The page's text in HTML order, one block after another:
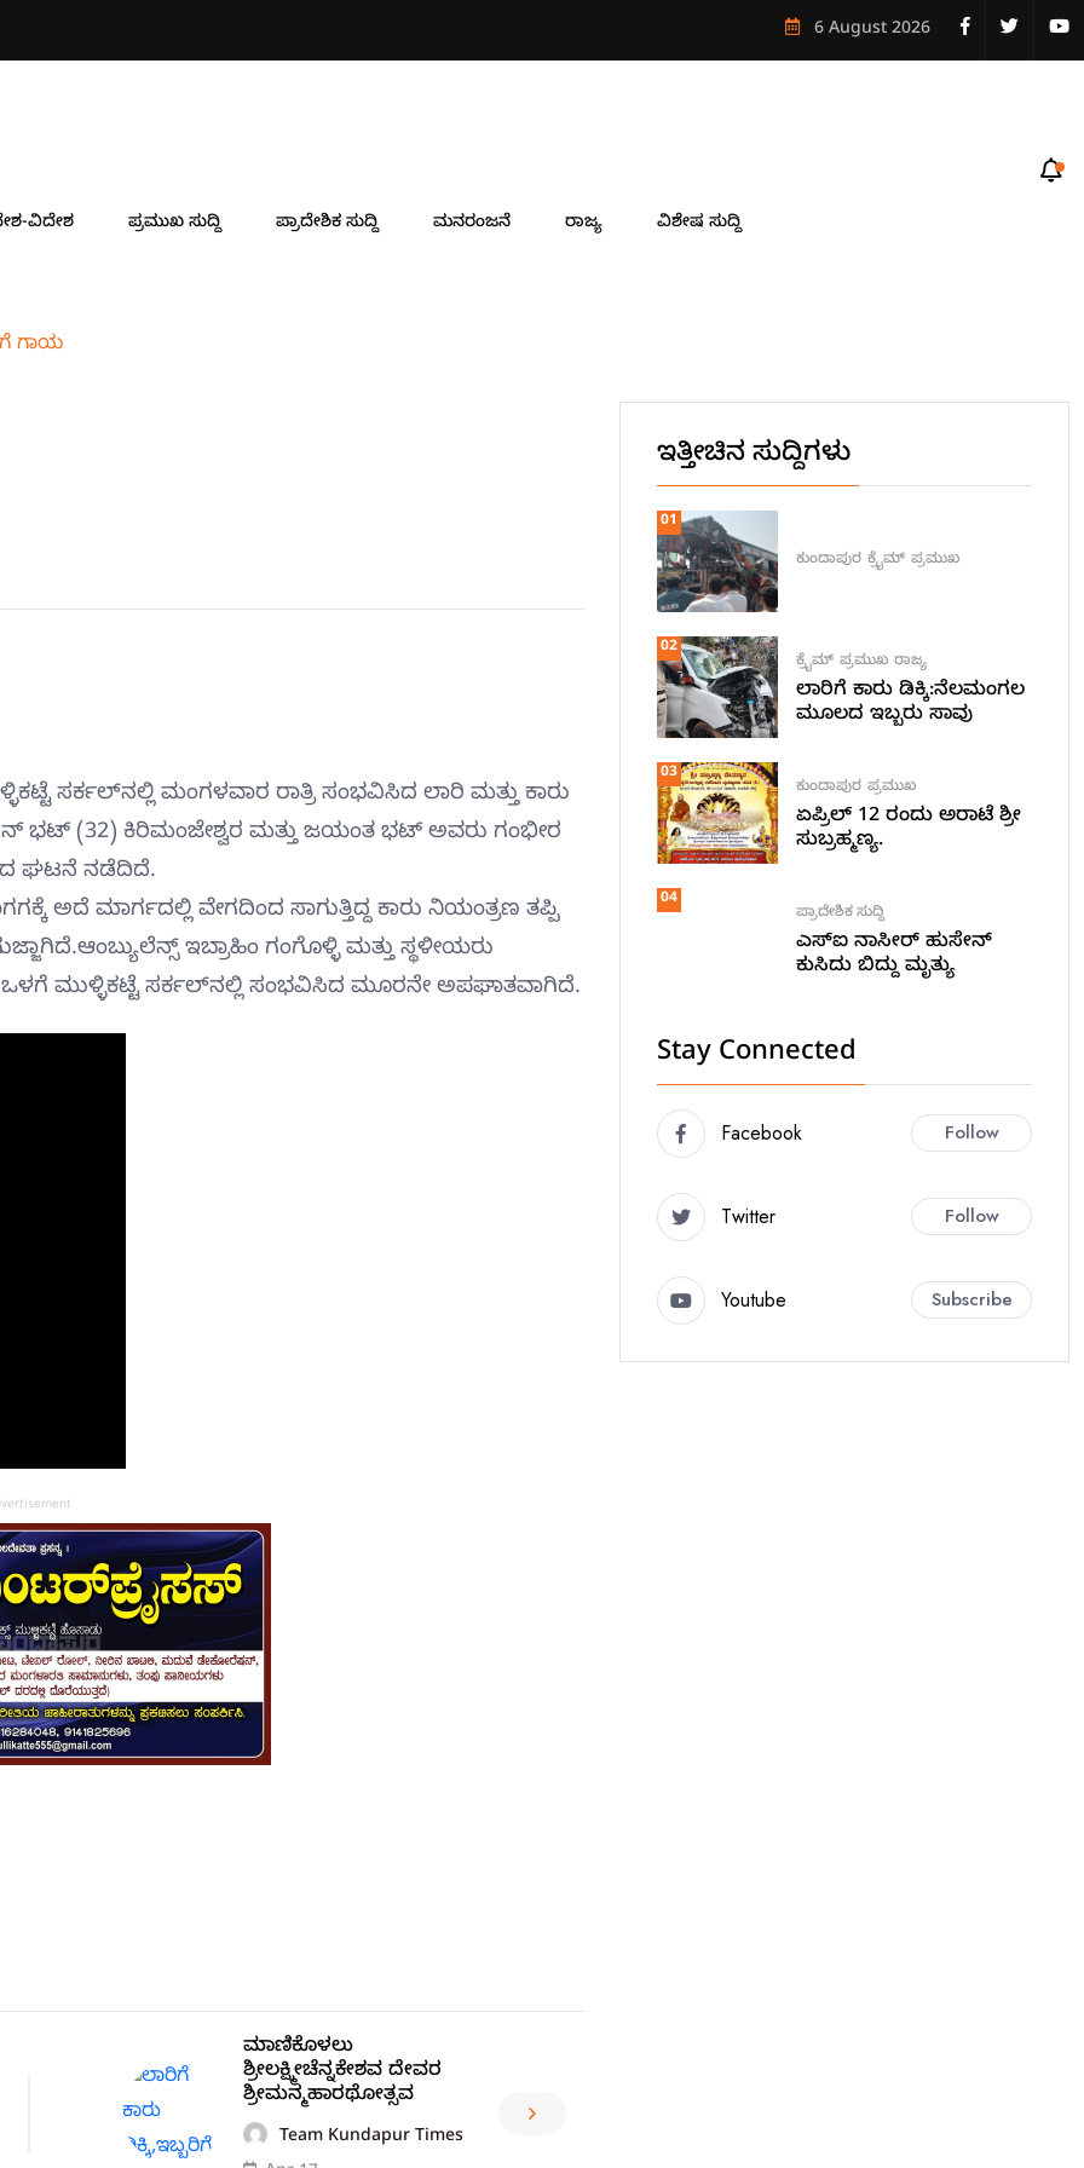
6 August 2026
ವಿದೇಶ ಪ್ರಮುಖ ಸುದ್ದಿ ಪ್ರಾದೇಶಿಕ ಸುದ್ದಿ ಮನರಂಜನೆ ರಾಜ್ಯ ವಿಶೇಷ ಸುದ್ದಿ
ಗಾಯ
ಸರ್ಕಲ್‍ನಲ್ಲಿ ಮಂಗಳವಾರ ರಾತ್ರಿ ಸಂಭವಿಸಿದ ಲಾರಿ ಮತ್ತು ಕಾರು
ಭಟ್ (32) ಕಿರಿಮಂಜೇಶ್ವರ ಮತ್ತು ಜಯಂತ ಭಟ್ ಅವರು ಗಂಭೀರ
ಘಟನೆ ನಡೆದಿದೆ.
ಅದೆ ಮಾರ್ಗದಲ್ಲಿ ವೇಗದಿಂದ ಸಾಗುತ್ತಿದ್ದ ಕಾರು ನಿಯಂತ್ರಣ ತಪ್ಪಿ
ಇಬ್ರಾಹಿಂ ಗಂಗೊಳ್ಳಿ ಮತ್ತು ಸ್ಥಳೀಯರು
ಒಳಗೆ ಮುಳ್ಳಿಕಟ್ಟೆ ಸರ್ಕಲ್‍ನಲ್ಲಿ ಸಂಭವಿಸಿದ ಮೂರನೇ ಅಪಘಾತವಾಗಿದೆ.
ಮಾಣಿಕೊಳಲು
ಶ್ರೀಲಕ್ಷ್ಮೀಚೆನ್ನಕೇಶವ ದೇವರ
ಶ್ರೀಮನ್ಮಹಾರಥೋತ್ಸವ
Team Kundapur Times
ಇತ್ತೀಚಿನ ಸುದ್ದಿಗಳು
01
ಕುಂದಾಪುರ ಕ್ರೈಮ್ ಪ್ರಮುಖ
02
ಕ್ರೈಮ್ ಪ್ರಮುಖ ರಾಜ್ಯ
ಲಾರಿಗೆ ಕಾರು ಡಿಕ್ಕಿ:ನೆಲಮಂಗಲ
ಮೂಲದ ಇಬ್ಬರು ಸಾವು
03
ಕುಂದಾಪುರ ಪ್ರಮುಖ
ಏಪ್ರಿಲ್ 12 ರಂದು ಅರಾಟೆ ಶ್ರೀ
ಸುಬ್ರಹ್ಮಣ್ಯ.
04
ಪ್ರಾದೇಶಿಕ ಸುದ್ದಿ
ಎಸ್ಐ ನಾಸೀರ್ ಹುಸೇನ್
ಕುಸಿದು ಬಿದ್ದು ಮೃತ್ಯು
Stay Connected
Facebook Follow
Twitter Follow
Youtube Subscribe